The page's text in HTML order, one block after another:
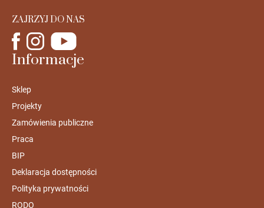
ZAJRZYJ DO NAS
Informacje
Sklep
Projekty
Zamówienia publiczne
Praca
BIP
Deklaracja dostępności
Polityka prywatności
RODO